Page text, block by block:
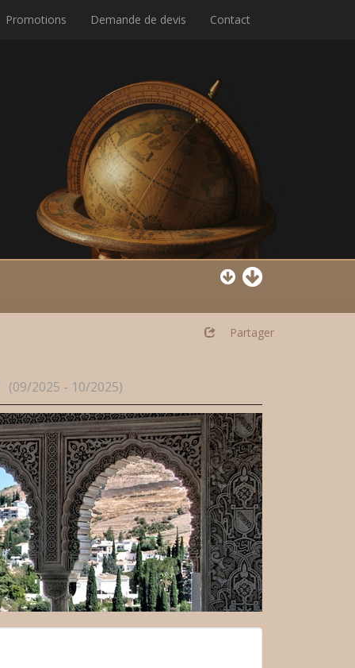
Promotions Demande de devis Contact
Partager
(09/2025 - 10/2025)